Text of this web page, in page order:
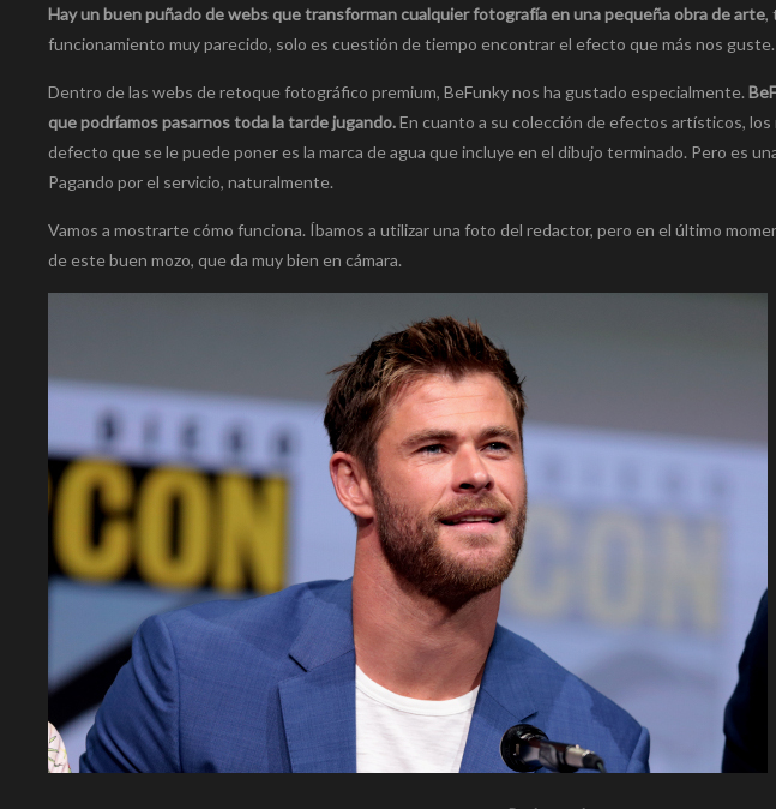
Hay un buen puñado de webs que transforman cualquier fotografía en una pequeña obra de arte,
funcionamiento muy parecido, solo es cuestión de tiempo encontrar el efecto que más nos guste.
Dentro de las webs de retoque fotográfico premium, BeFunky nos ha gustado especialmente.
que podríamos pasarnos toda la tarde jugando.En cuanto a su colección de efectos artísticos,
defecto que se le puede poner es la marca de agua que incluye en el dibujo terminado. Pero es
Pagando por el servicio, naturalmente.
Vamos a mostrarte cómo funciona. Íbamos a utilizar una foto del redactor, pero en el último
de este buen mozo, que da muy bien en cámara.